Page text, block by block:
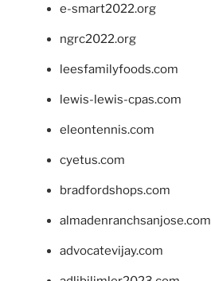
e-smart2022.org
ngrc2022.org
leesfamilyfoods.com
lewis-lewis-cpas.com
eleontennis.com
cyetus.com
bradfordshops.com
almadenranchsanjose.com
advocatevijay.com